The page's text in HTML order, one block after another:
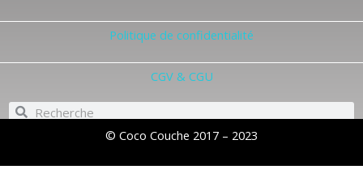
Politique de confidentialité
CGV & CGU
Rechercher
Rechercher
© Coco Couche 2017 – 2023